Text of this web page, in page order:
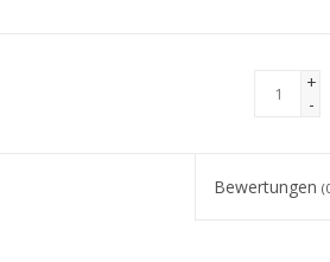
+
-
Bewertungen